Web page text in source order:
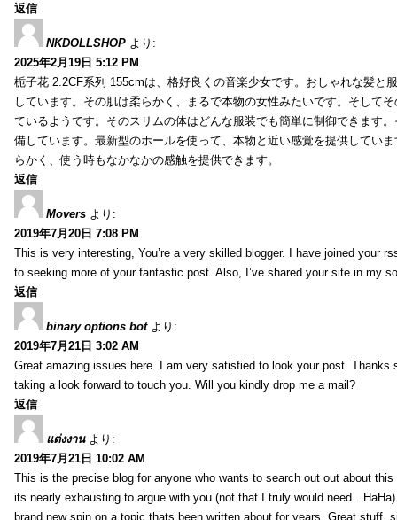
返信
NKDOLLSHOP より:
2025年2月19日 5:12 PM
栀子花 2.2CF系列 155cmは、格好良くの音楽少女です。おしゃれな髪と
しています。その肌は柔らかく、まるで本物の女性みたいです。そして
ているようです。そのスリムの体はどんな服装でも簡単に制御できます
備しています。最新型のホールを使って、本物と近い感覚を提供してい
らかく、使う時もなかなかの感触を提供できます。
返信
Movers より:
2019年7月20日 7:08 PM
This is very interesting, You’re a very skilled blogger. I have joined your
to seeking more of your fantastic post. Also, I’ve shared your site in my
返信
binary options bot より:
2019年7月21日 3:02 AM
Great amazing issues here. I am very satisfied to look your post. Thanks
taking a look forward to touch you. Will you kindly drop me a mail?
返信
แต่งงาน より:
2019年7月21日 10:02 AM
This is the precise blog for anyone who wants to search out out about
its nearly exhausting to argue with you (not that I truly would
brand new spin on a topic thats been written about for years. Great stuff,